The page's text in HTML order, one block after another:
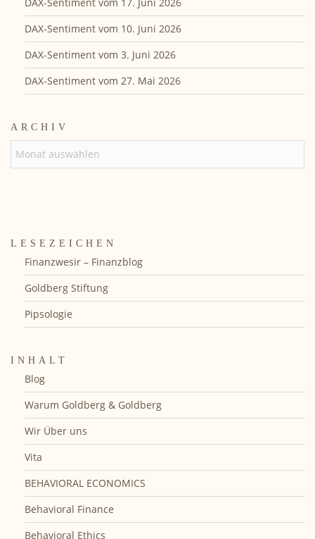
DAX-Sentiment vom 10. Juni 2026
DAX-Sentiment vom 3. Juni 2026
DAX-Sentiment vom 27. Mai 2026
ARCHIV
LESEZEICHEN
Finanzwesir – Finanzblog
Goldberg Stiftung
Pipsologie
INHALT
Blog
Warum Goldberg & Goldberg
Wir Über uns
Vita
BEHAVIORAL ECONOMICS
Behavioral Finance
Behavioral Ethics